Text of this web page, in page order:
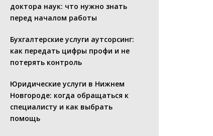
доктора наук: что нужно знать
перед началом работы
Бухгалтерские услуги аутсорсинг:
как передать цифры профи и не
потерять контроль
Юридические услуги в Нижнем
Новгороде: когда обращаться к
специалисту и как выбрать
помощь